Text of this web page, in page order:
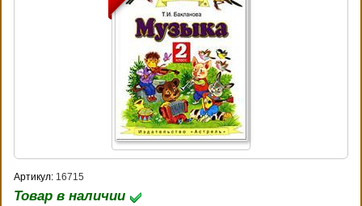
Артикул: 16715
Товар в наличии